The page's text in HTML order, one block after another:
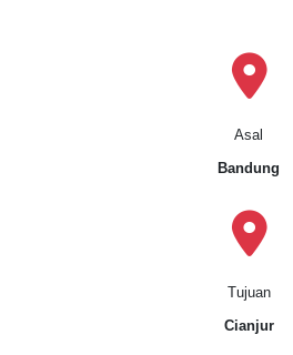
Asal
Bandung
Tujuan
Cianjur